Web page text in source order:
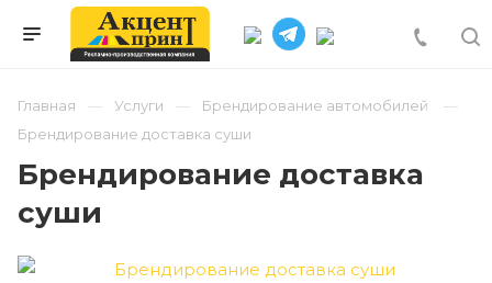
Главная Услуги
Брендирование автомобилей
Брендирование доставка суши
Брендирование доставка
суши